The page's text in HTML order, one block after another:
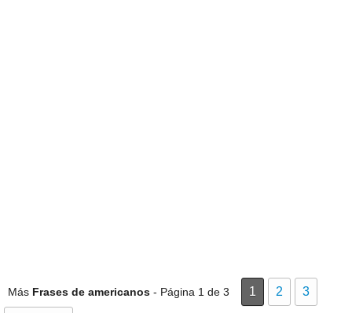
Más Frases de americanos - Página 1 de 3 1 2 3